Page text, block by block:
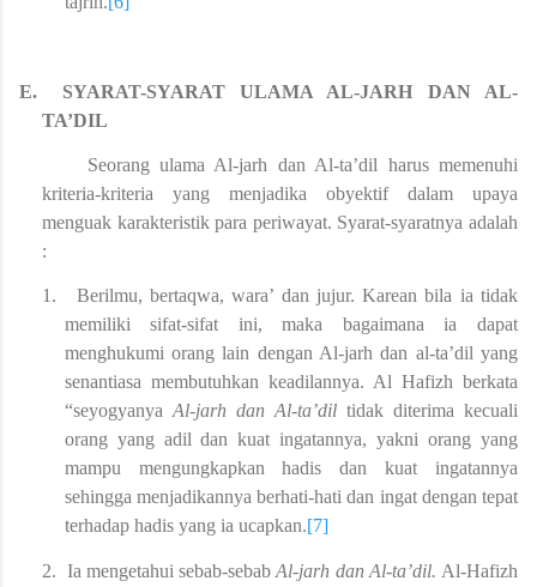
E.
SYARAT-SYARAT ULAMA AL-JARH DAN AL-
TA’DIL
Seorang ulama Al-jarh dan Al-ta’dil harus memenuhi
kriteria-kriteria yang menjadika obyektif dalam upaya
menguak karakteristik para periwayat. Syarat-syaratnya adalah
:
1.
Berilmu, bertaqwa, wara’ dan jujur. Karean bila ia tidak
memiliki sifat-sifat ini, maka bagaimana ia dapat
menghukumi orang lain dengan Al-jarh dan al-ta’dil yang
senantiasa membutuhkan keadilannya. Al Hafizh berkata
“seyogyanyaAl-jarh dan Al-ta’diltidak diterima kecuali
orang yang adil dan kuat ingatannya, yakni orang yang
mampu mengungkapkan hadis dan kuat ingatannya
sehingga menjadikannya berhati-hati dan ingat dengan tepat
terhadap hadis yang ia ucapkan.[7]
2. Ia mengetahui sebab-sebabAl-jarh dan Al-ta’dil. Al-Hafizh